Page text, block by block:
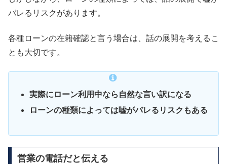
バレるリスクがあります。
各種ローンの在籍確認と言う場合は、話の展開を考えるこ
とも大切です。
実際にローン利用中なら自然な言い訳になる
ローンの種類によっては嘘がバレるリスクもある
営業の電話だと伝える